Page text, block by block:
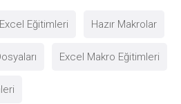
Eğitimleri Hazır Makrolar
Excel Makro Eğitimleri